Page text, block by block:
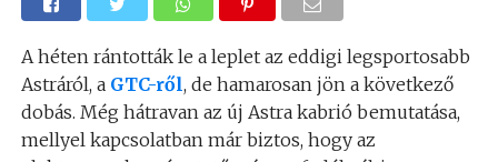
A héten rántották le a leplet az eddigi legsportosabb
Astráról, a GTC-ről, de hamarosan jön a következő
dobás. Még hátravan az új Astra kabrió bemutatása,
mellyel kapcsolatban már biztos, hogy az